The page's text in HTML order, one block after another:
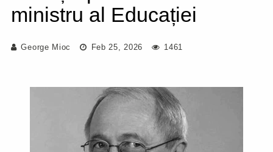
ministru al Educației
George Mioc Feb 25, 2026 1461